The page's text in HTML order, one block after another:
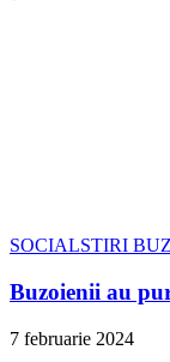
SOCIALSTIRI
Buzoienii au
7 februarie 2024